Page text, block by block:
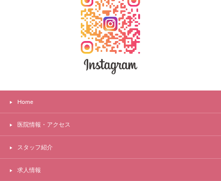
Home
医院情報・アクセス
スタッフ紹介
求人情報